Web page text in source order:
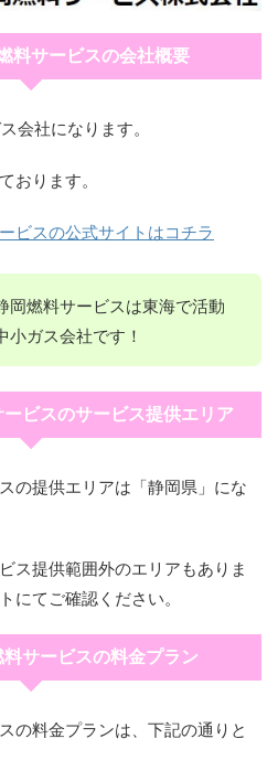
料サービスの会社概要
会社になります。
おります。
ビスの公式サイトはコチラ
岡燃料サービスは東海で活動
小ガス会社です！
ビスのサービス提供エリア
の提供エリアは「静岡県」にな
ス提供範囲外のエリアもありま
にてご確認ください。
サービスの料金プラン
の料金プランは、下記の通りと